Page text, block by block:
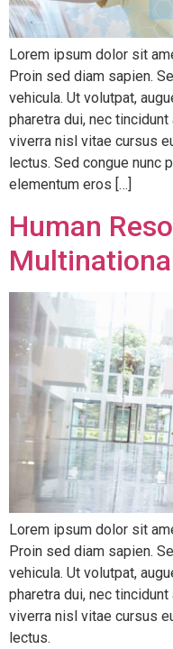
Lorem ipsum dolor sit
Proin sed diam sapien.
vehicula. Ut volutpat,
pharetra dui, nec
viverra nisl vitae cursus
lectus. Sed congue nunc
elementum eros […]
Human
Lorem ipsum dolor sit
Proin sed diam sapien.
vehicula. Ut volutpat,
pharetra dui, nec
viverra nisl vitae cursus
lectus.